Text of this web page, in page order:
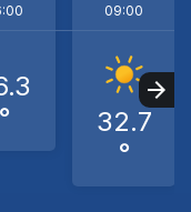
°
09:00
32.7
°